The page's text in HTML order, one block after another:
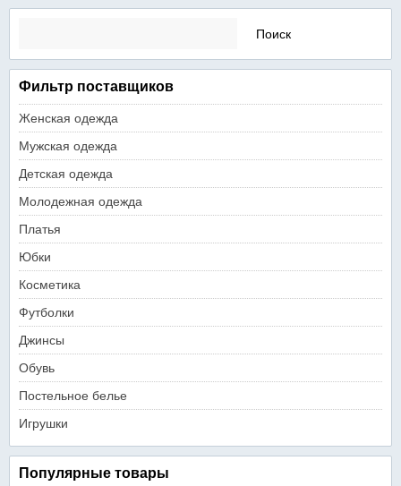
Найти:
Фильтр поставщиков
Женская одежда
Мужская одежда
Детская одежда
Молодежная одежда
Платья
Юбки
Косметика
Футболки
Джинсы
Обувь
Постельное белье
Игрушки
Популярные товары